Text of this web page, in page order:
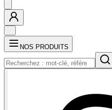
NOS PRODUITS